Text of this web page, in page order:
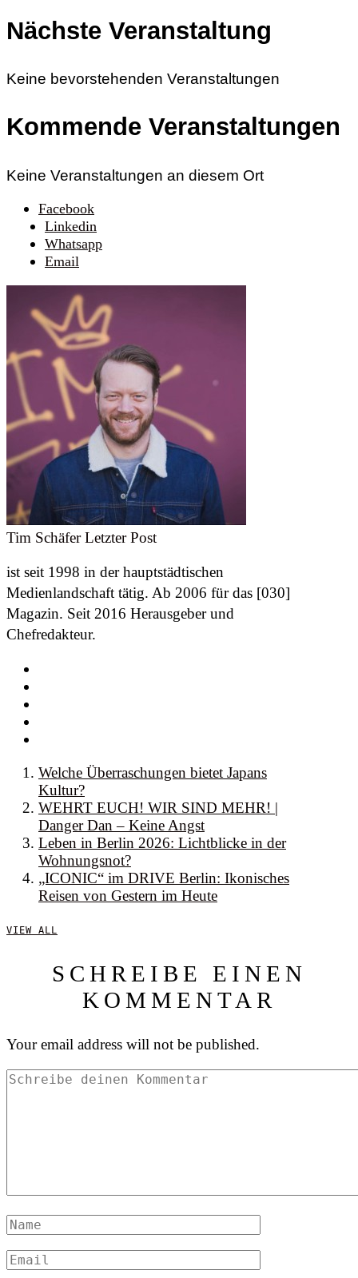
Nächste Veranstaltung
Keine bevorstehenden Veranstaltungen
Kommende Veranstaltungen
Keine Veranstaltungen an diesem Ort
Facebook
Linkedin
Whatsapp
Email
Tim Schäfer Letzter Post
ist seit 1998 in der hauptstädtischen
Medienlandschaft tätig. Ab 2006 für das [030]
Magazin. Seit 2016 Herausgeber und
Chefredakteur.
Welche Überraschungen bietet Japans
Kultur?
WEHRT EUCH! WIR SIND MEHR! |
Danger Dan – Keine Angst
Leben in Berlin 2026: Lichtblicke in der
Wohnungsnot?
„ICONIC“ im DRIVE Berlin: Ikonisches
Reisen von Gestern im Heute
VIEW ALL
SCHREIBE EINEN
KOMMENTAR
Your email address will not be published.